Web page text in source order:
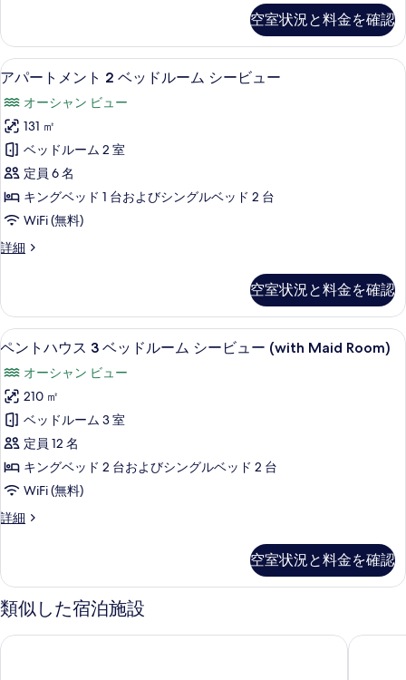
の
す
べ
て
の
写
真
を
表
示
Maid
Room)
の
詳
細
ド
ル
ー
ム
シ
ー
ビ
ュ
ー
の
て
の
真
を
表
示
す
る
メ
ン
ト
ベ
ッ
ド
ル
ー
ム
シ
ー
ュ
詳
細
空室状況と料金を確認
ア
パ
ー
ト
メ
ン
ト
ベ
ド
ル
ー
ム
シ
ー
ビ
ュ
ー
の
て
の
写
セーフティボックス (室内)、デスク
11
アパートメント 2 ベッドルーム シービュー
オーシャン ビュー
131 ㎡
ベッドルーム 2 室
定員 6 名
キングベッド 1 台およびシングルベッド 2 台
WiFi (無料)
詳細
ア
メ
ン
ト
ベ
ッ
ド
ル
ー
ム
シ
ー
ュ
詳
細
空室状況と料金を確認
ペ
ト
ハ
ウ
ス
3
ベ
ッ
ル
ー
ム
シ
ペントハウス 3 ベッドルーム シービ
15
ペントハウス 3 ベッドルーム シービュー (with Maid Room)
オーシャン ビュー
210 ㎡
ベッドルーム 3 室
定員 12 名
キングベッド 2 台およびシングルベッド 2 台
WiFi (無料)
詳細
ペ
ウ
ス
3
ッ
空室状況と料金を確認
類似した宿泊施設
エレメント by マリオット ウエストベイ ドーハ ダブル